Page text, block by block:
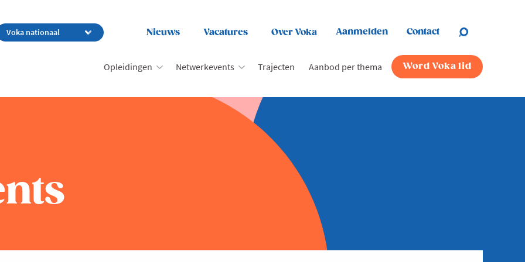
Nieuws Vacatures Over Voka Aanmelden Contact
Opleidingen Netwerkevents Trajecten Aanbod per thema Word Voka lid